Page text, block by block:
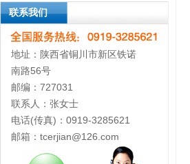
联系我们
地址：陕西省铜川市新区铁诺
南路56号
邮编：727031
联系人：张女士
电话(传真)：0919-3285621
邮箱：tcerjian@126.com